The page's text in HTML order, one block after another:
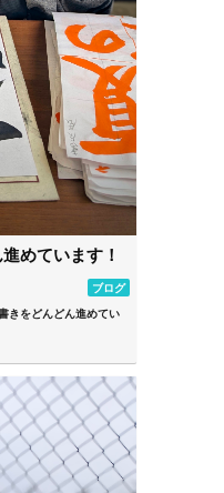
めています！
ブログ